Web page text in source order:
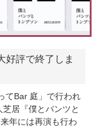
好評で終了しま
てBar 庭」で行われ
居『僕とパンツと
年には再演も行わ